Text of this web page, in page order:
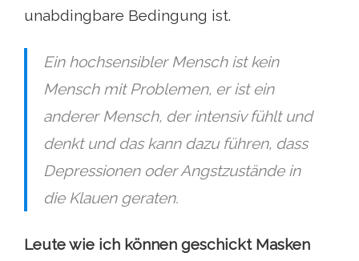
unabdingbare Bedingung ist.
Ein hochsensibler Mensch ist kein
Mensch mit Problemen, er ist ein
anderer Mensch, der intensiv fühlt und
denkt und das kann dazu führen, dass
Depressionen oder Angstzustände in
die Klauen geraten.
Leute wie ich können geschickt Masken